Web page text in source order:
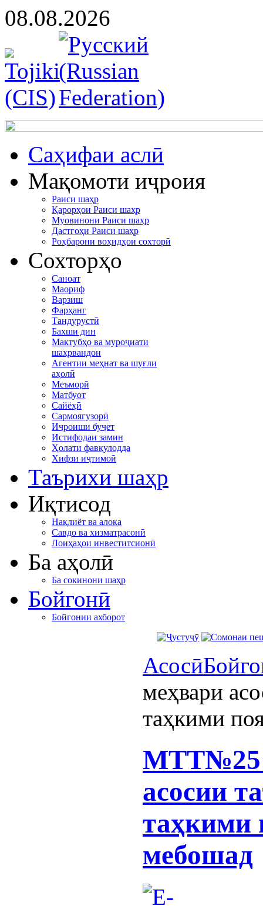
08.08.2026
Cаҳифаи аслӣ
Мақомоти иҷроия
Раиси шаҳр
Қарорҳои Раиси шаҳр
Муовинони Раиси шаҳр
Дастгоҳи Раиси шаҳр
Роҳбарони воҳидҳои сохторӣ
Сохторҳо
Саноат
Маориф
Варзиш
Фарҳанг
Тандурустӣ
Бахши дин
Мактубҳо ва муроҷиати
шаҳрвандон
Агентии меҳнат ва шуғли
аҳолӣ
Меъморӣ
Матбуот
Сайёҳӣ
Сармоягузорӣ
Иҷроиши буҷет
Истифодаи замин
Ҳолати фавқулодда
Хифзи иҷтимоӣ
Таърихи шаҳр
Иқтисод
Нақлиёт ва алоқа
Савдо ва хизматрасонӣ
Лоиҳаҳои инвеститсионӣ
Ба аҳолӣ
Ба сокинони шаҳр
Бойгонӣ
Бойгонии ахборот
Асосӣ
меҳвари
таҳкими
МТТ№25:
асосии
таҳкими
мебошад